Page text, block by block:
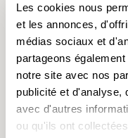
Les cookies nous
et les annonces,
médias sociaux et
partageons
notre site avec nos
publicité et d'analyse,
avec d'autres
ou qu'ils ont
Fieschertal
Pas besoin de
chemin
superbes sur la
est accessible
tard à l’automne
altitude. Du
par la ligne
T1 2 h 15